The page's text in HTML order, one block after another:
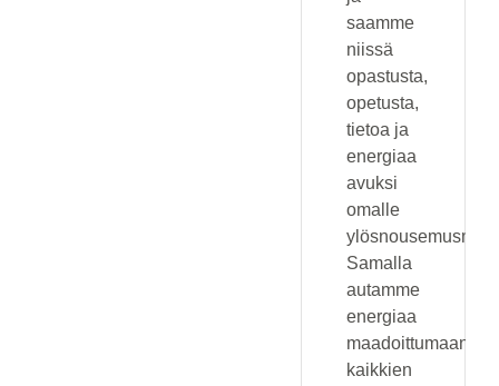
saamme
niissä
opastusta,
opetusta,
tietoa ja
energiaa
avuksi
omalle
Samalla
autamme
energiaa
maadoittumaan
kaikkien